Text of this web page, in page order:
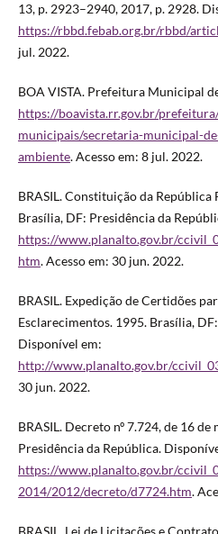
13, p. 2923–2940, 2017, p. 2928.
https://rbbd.febab.org.br/rbbd/
jul. 2022.
BOA VISTA. Prefeitura Municipal
https://boavista.rr.gov.br/
municipais/secretaria-municipal-
ambiente. Acesso em: 8 jul. 2022.
BRASIL. Constituição da
Brasília, DF: Presidência da
https://www.planalto.gov.br/
htm. Acesso em: 30 jun. 2022.
BRASIL. Expedição de Certidões
Esclarecimentos. 1995. Brasília,
Disponível em:
http://www.planalto.gov.br/
30 jun. 2022.
BRASIL. Decreto nº 7.724, de 16
Presidência da República.
https://www.planalto.gov.br/
2014/2012/decreto/d7724.htm.